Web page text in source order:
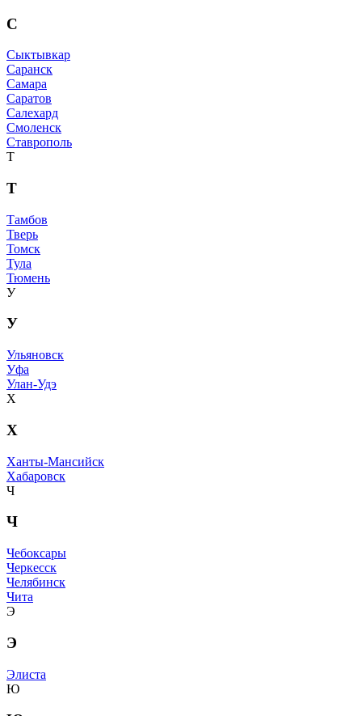
С
Сыктывкар
Саранск
Самара
Саратов
Салехард
Смоленск
Ставрополь
Т
Т
Тамбов
Тверь
Томск
Тула
Тюмень
У
У
Ульяновск
Уфа
Улан-Удэ
Х
Х
Ханты-Мансийск
Хабаровск
Ч
Ч
Чебоксары
Черкесск
Челябинск
Чита
Э
Э
Элиста
Ю